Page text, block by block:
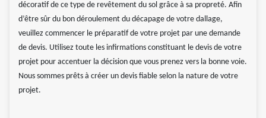
décoratif de ce type de revêtement du sol grâce à sa propreté. Afin
d’être sûr du bon déroulement du décapage de votre dallage,
veuillez commencer le préparatif de votre projet par une demande
de devis. Utilisez toute les infirmations constituant le devis de votre
projet pour accentuer la décision que vous prenez vers la bonne voie.
Nous sommes prêts à créer un devis fiable selon la nature de votre
projet.